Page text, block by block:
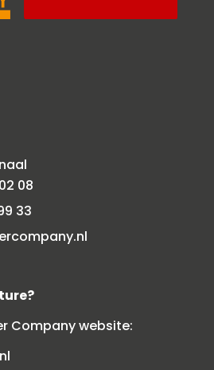
08
33
Company website: